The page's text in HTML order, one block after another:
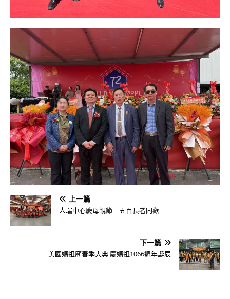
上一篇
人瑞中心慶母親節 五百長者同歡
下一篇
美國媽祖廟春季大典 慶媽祖1066週年誕辰